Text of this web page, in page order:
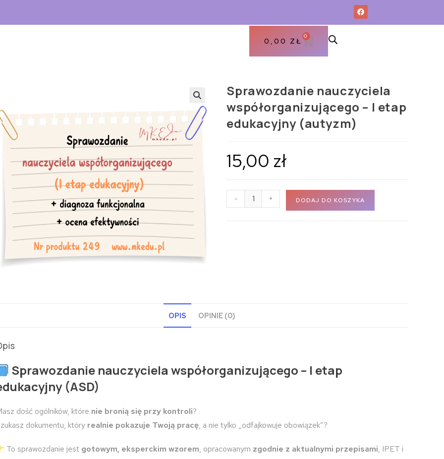
0,00 ZŁ
0
Sprawozdanie nauczyciela
współorganizującego – I etap
edukacyjny (autyzm)
15,00 zł
- + DODAJ DO KOSZYKA
OPIS OPINIE (0)
Sprawozdanie nauczyciela współorganizującego – I etap
(ASD)
dość ogólników, które nie bronią się przy kontroli?
dokumentu, który realnie pokazuje Twoją pracę, a nie tylko „odfajkowuje obowiązek”?
To sprawozdanie jest gotowym, eksperckim wzorem, opracowanym zgodnie z aktualnymi przepisami, IPET i